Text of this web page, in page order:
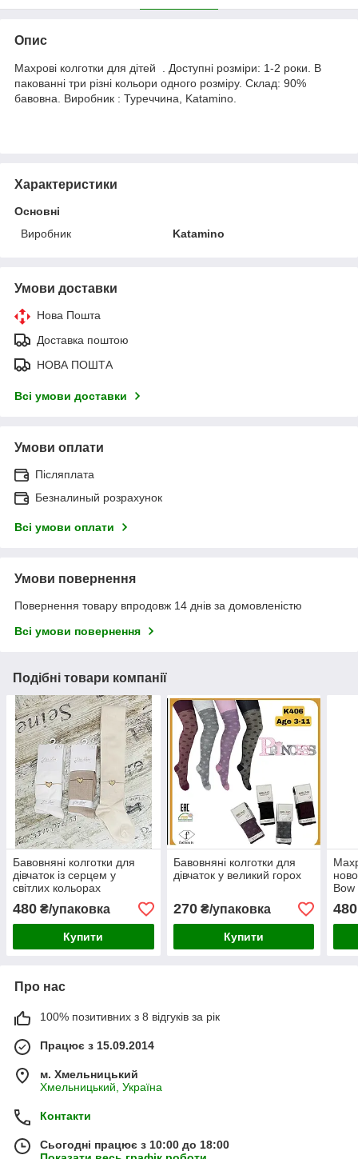
Опис
Махрові колготки для дітей . Доступні розміри: 1-2 роки. В
пакованні три різні кольори одного розміру. Склад: 90%
бавовна. Виробник : Туреччина, Katamino.
Характеристики
Основні
Виробник
Katamino
Умови доставки
Нова Пошта
Доставка поштою
НОВА ПОШТА
Всі умови доставки
Умови оплати
Післяплата
Безналиный розрахунок
Всі умови оплати
Умови повернення
Повернення товару впродовж 14 днів за домовленістю
Всі умови повернення
Подібні товари компанії
Бавовняні колготки для
дівчаток із серцем у
світлих кольорах
480 ₴/упаковка
Купити
Бавовняні колготки для
дівчаток у великий горох
270₴/упаковка
Купити
Bow
480
Про нас
100% позитивних з 8 відгуків за рік
Працює з 15.09.2014
м. Хмельницький
Хмельницький, Україна
Контакти
Сьогодні працює з 10:00 до 18:00